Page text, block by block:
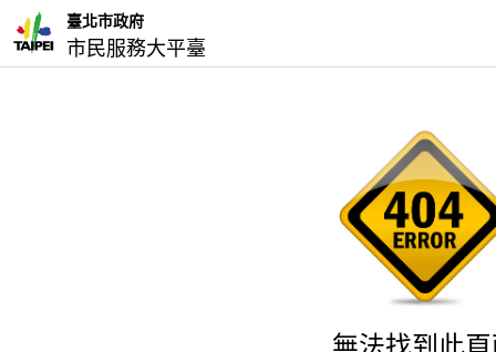
臺北市政府
市民服務大平臺